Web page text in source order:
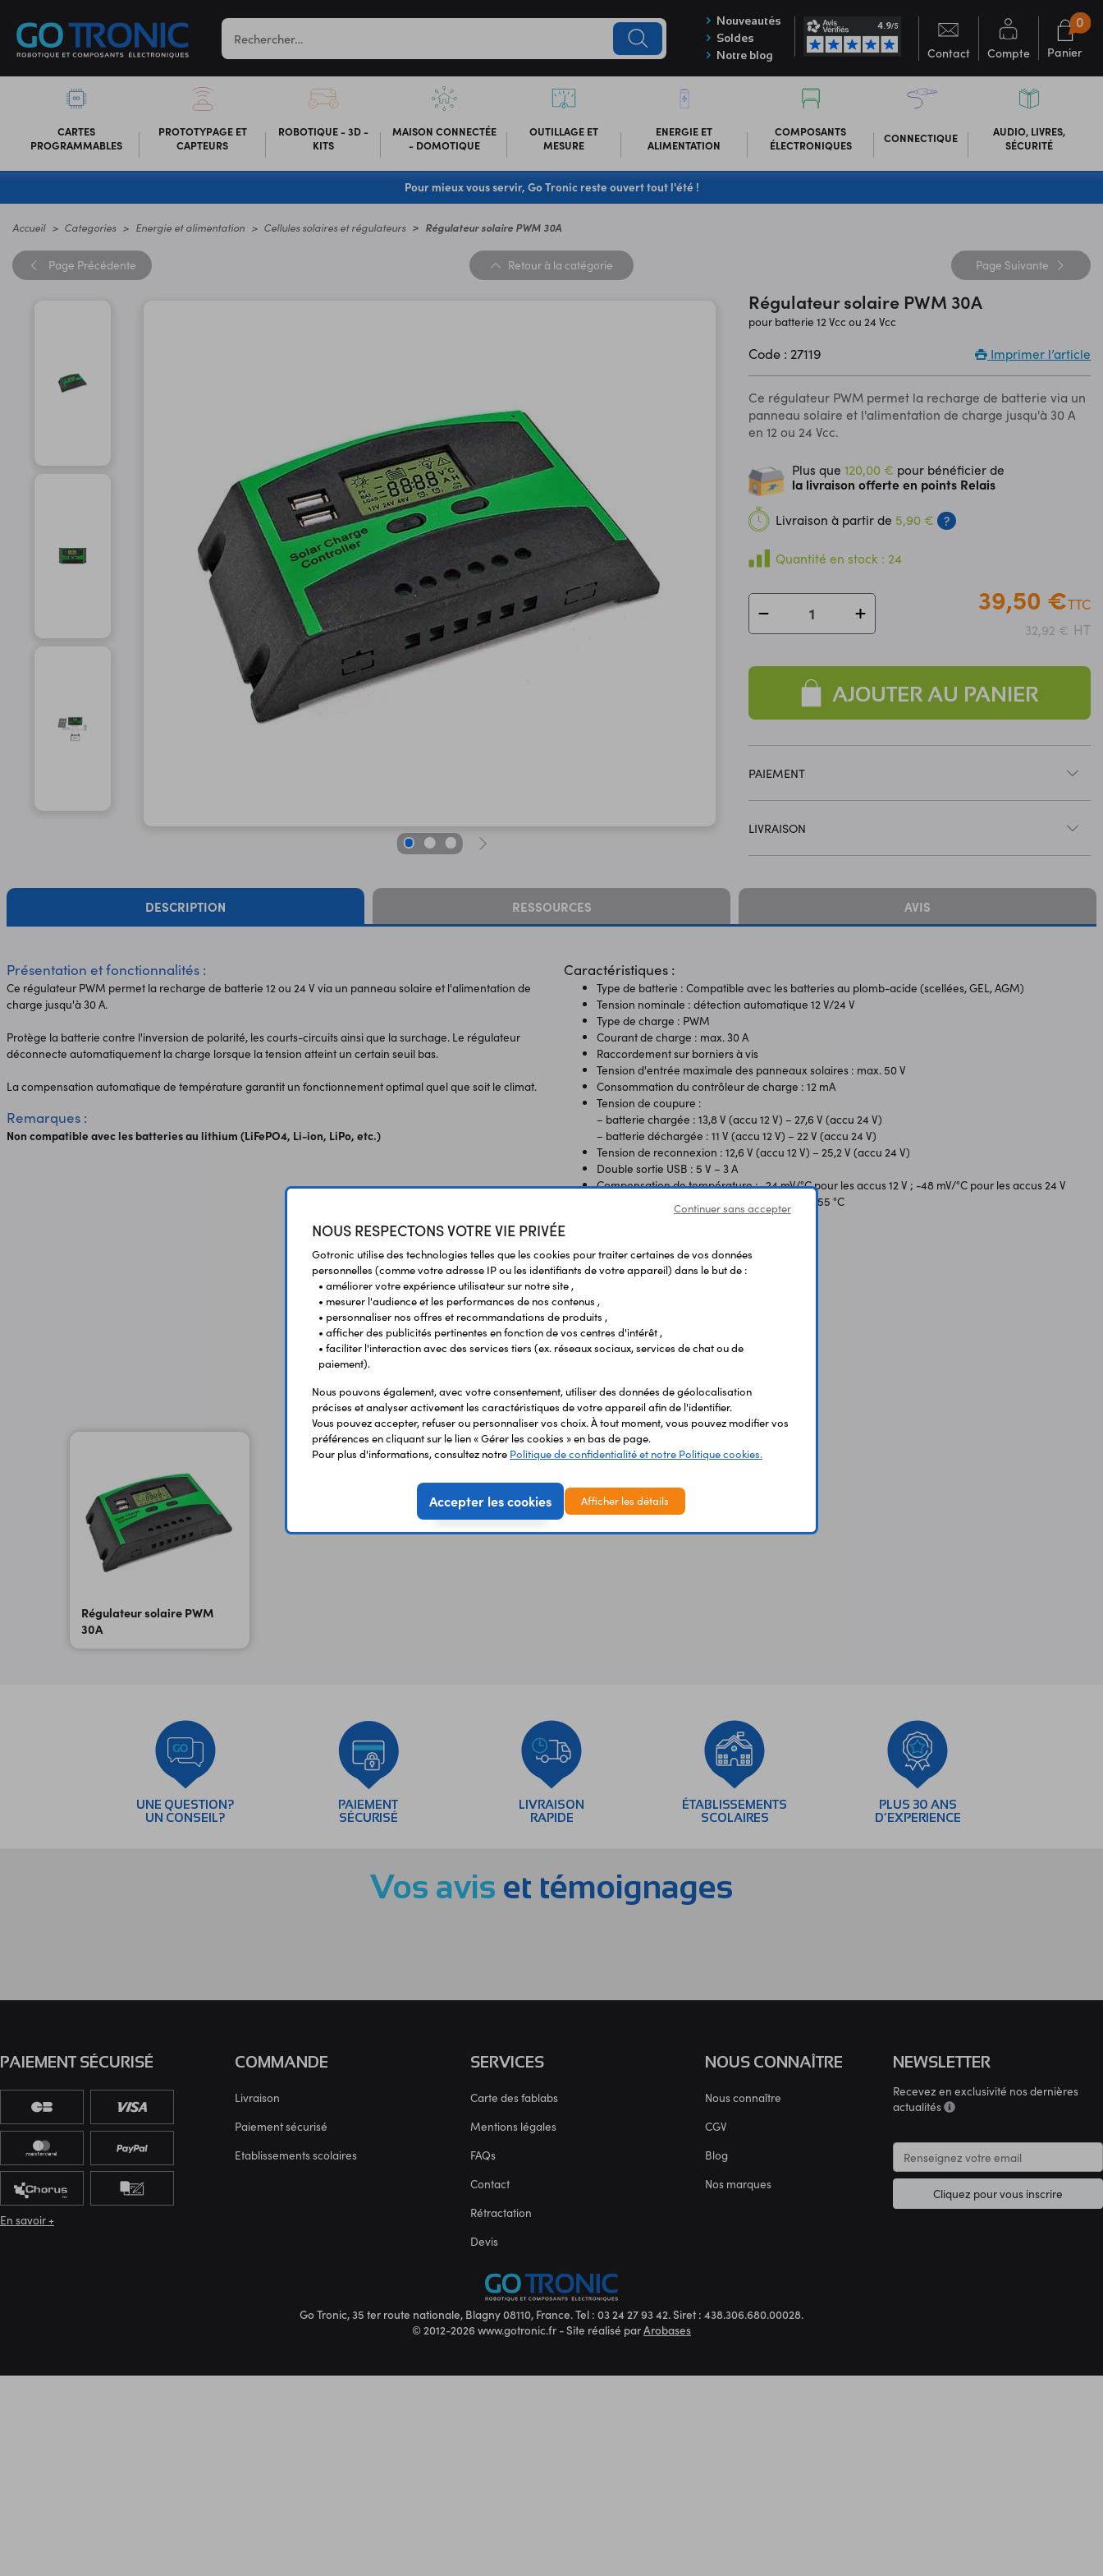
Nouveautés
Soldes
Notre blog
Contact Compte Panier
0
CARTES
PROGRAMMABLES
PROTOTYPAGE ET
CAPTEURS
ROBOTIQUE - 3D -
KITS
MAISON CONNECTÉE
- DOMOTIQUE
OUTILLAGE ET
MESURE
ENERGIE ET
ALIMENTATION
COMPOSANTS
ÉLECTRONIQUES
CONNECTIQUE
AUDIO, LIVRES,
SÉCURITÉ
Pour mieux vous servir, Go Tronic reste ouvert tout l'été !
Accueil Categories Energie et alimentation Cellules solaires et régulateurs Régulateur solaire PWM 30A
Page Précédente Retour à la catégorie Page Suivante
Régulateur solaire PWM 30A
pour batterie 12 Vcc ou 24 Vcc
Code : 27119 Imprimer l’article
Ce régulateur PWM permet la recharge de batterie via un
panneau solaire et l'alimentation de charge jusqu'à 30 A
en 12 ou 24 Vcc.
Plus que120,00 € pour bénéficier de
la livraison offerte en points Relais
Livraison à partir de 5,90 € ?
Quantité en stock : 24
39,50 €TTC
32,92 € HT
AJOUTER AU PANIER
PAIEMENT
LIVRAISON
DESCRIPTION RESSOURCES AVIS
Présentation et fonctionnalités :
Ce régulateur PWM permet la recharge de batterie 12 ou 24 V via un panneau solaire et l'alimentation de
charge jusqu'à 30 A.
Protège la batterie contre l'inversion de polarité, les courts-circuits ainsi que la surchage. Le régulateur
déconnecte automatiquement la charge lorsque la tension atteint un certain seuil bas.
La compensation automatique de température garantit un fonctionnement optimal quel que soit le climat.
Remarques :
Non compatible avec les batteries au lithium (LiFePO4, Li-ion, LiPo, etc.)
Caractéristiques :
Type de batterie : Compatible avec les batteries au plomb-acide (scellées, GEL, AGM)
Tension nominale : détection automatique 12 V/24 V
Type de charge : PWM
Courant de charge : max. 30 A
Raccordement sur borniers à vis
Tension d'entrée maximale des panneaux solaires : max. 50 V
Consommation du contrôleur de charge : 12 mA
Tension de coupure :
– batterie chargée : 13,8 V (accu 12 V) – 27,6 V (accu 24 V)
– batterie déchargée : 11 V (accu 12 V) – 22 V (accu 24 V)
Tension de reconnexion : 12,6 V (accu 12 V) – 25,2 V (accu 24 V)
Double sortie USB : 5 V – 3 A
Compensation de température : -24 mV/°C pour les accus 12 V ; -48 mV/°C pour les accus 24 V
Température de fonctionnement : -20 °C à +55 °C
Protection : IP32
Poids : 410 gr
Vous avez déja consulté
Régulateur solaire PWM
30A
UNE QUESTION?
UN CONSEIL?
PAIEMENT
SÉCURISÉ
LIVRAISON
RAPIDE
ÉTABLISSEMENTS
SCOLAIRES
PLUS 30 ANS
D’EXPERIENCE
Vos avis et témoignages
COMMANDE
Livraison
Paiement sécurisé
Etablissements scolaires
SERVICES
Carte des fablabs
Mentions légales
FAQs
Contact
Rétractation
Devis
NOUS CONNAÎTRE
Nous connaître
CGV
Blog
Nos marques
NEWSLETTER
Recevez en exclusivité nos dernières
actualités
Cliquez pour vous inscrire
PAIEMENT SÉCURISÉ
En savoir +
Go Tronic, 35 ter route nationale, Blagny 08110, France. Tel : 03 24 27 93 42. Siret : 438.306.680.00028.
© 2012-2026 www.gotronic.fr - Site réalisé parArobases
Continuer sans accepter
NOUS RESPECTONS VOTRE VIE PRIVÉE
Gotronic utilise des technologies telles que les cookies pour traiter certaines de vos données
personnelles (comme votre adresse IP ou les identifiants de votre appareil) dans le but de :
• améliorer votre expérience utilisateur sur notre site ,
• mesurer l'audience et les performances de nos contenus ,
• personnaliser nos offres et recommandations de produits ,
• afficher des publicités pertinentes en fonction de vos centres d'intérêt ,
• faciliter l'interaction avec des services tiers (ex. réseaux sociaux, services de chat ou de
paiement).
Nous pouvons également, avec votre consentement, utiliser des données de géolocalisation
précises et analyser activement les caractéristiques de votre appareil afin de l'identifier.
Vous pouvez accepter, refuser ou personnaliser vos choix. À tout moment, vous pouvez modifier vos
préférences en cliquant sur le lien « Gérer les cookies » en bas de page.
Pour plus d'informations, consultez notre Politique de confidentialité et notre Politique cookies.
Accepter les cookies Afficher les détails